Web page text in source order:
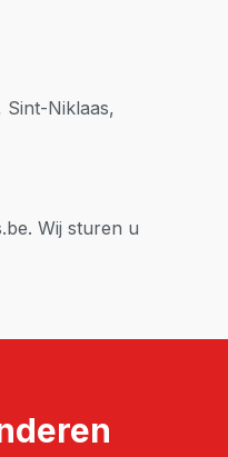
Sint-Niklaas,
Wij sturen u